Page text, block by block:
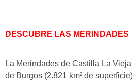
DESCUBRE LAS MERINDADES
La Merindades de Castilla La
de Burgos (2.821 km² de